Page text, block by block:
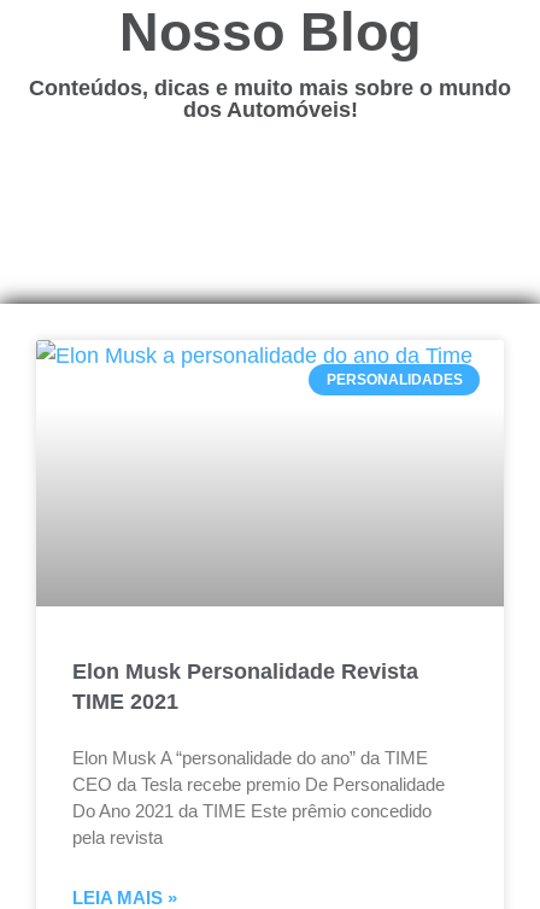
Nosso Blog
Conteúdos, dicas e muito mais sobre o mundo
dos Automóveis!
PERSONALIDADES
Elon Musk Personalidade Revista
TIME 2021
Elon Musk A “personalidade do ano” da TIME
CEO da Tesla recebe premio De Personalidade
Do Ano 2021 da TIME Este prêmio concedido
pela revista
LEIA MAIS »